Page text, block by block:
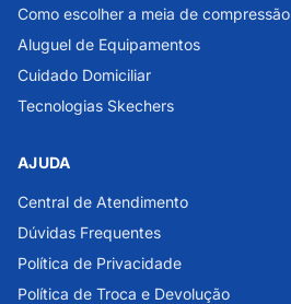
Como escolher a meia de compressão
Aluguel de Equipamentos
Cuidado Domiciliar
Tecnologias Skechers
AJUDA
Central de Atendimento
Dúvidas Frequentes
Política de Privacidade
Política de Troca e Devolução